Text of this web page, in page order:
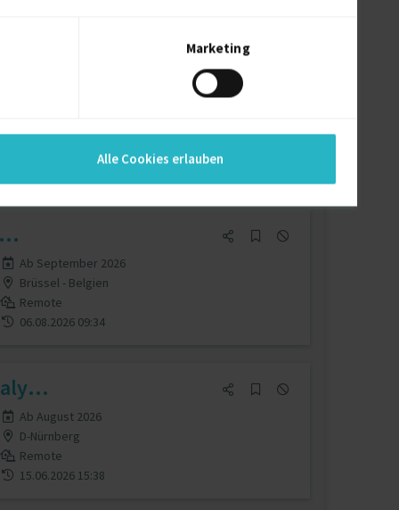
Marketing
Alle Cookies erlauben
D-(aus Deutschland)
28.07.2026 14:54
Ab September 2026
Brüssel - Belgien
Remote
06.08.2026 09:34
Ab August 2026
D-Nürnberg
Remote
15.06.2026 15:38